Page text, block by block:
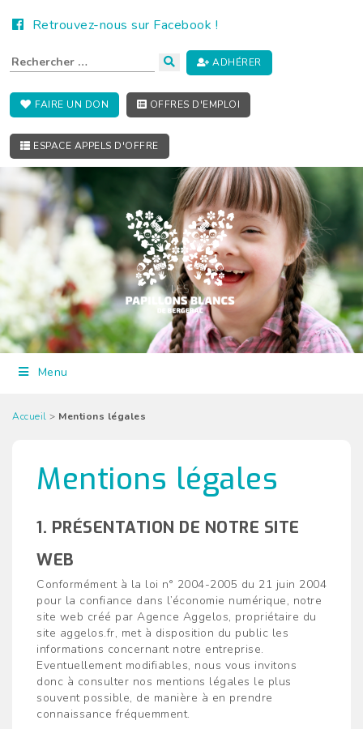
Retrouvez-nous sur Facebook !
ADHÉRER
FAIRE UN DON OFFRES D'EMPLOI
ESPACE APPELS D'OFFRE
Menu
Accueil > Mentions légales
Mentions légales
1. PRÉSENTATION DE NOTRE SITE
WEB
Conformément à la loi n° 2004-2005 du 21 juin 2004
pour la confiance dans l’économie numérique, notre
site web créé par Agence Aggelos, propriétaire du
site aggelos.fr, met à disposition du public les
informations concernant notre entreprise.
Eventuellement modifiables, nous vous invitons
donc à consulter nos mentions légales le plus
souvent possible, de manière à en prendre
connaissance fréquemment.